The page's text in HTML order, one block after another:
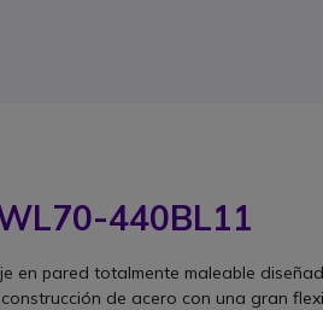
440BL11
en pared totalmente maleable
de acero con una gran